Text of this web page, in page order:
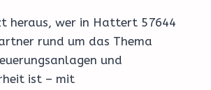
heraus, wer in Hattert 57644
rund um das Thema
und
ist – mit